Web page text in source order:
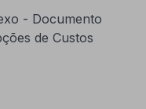
- Documento
de Custos